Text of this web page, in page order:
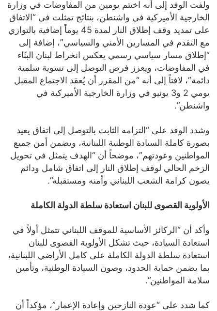
ولفت الوفد إلى أنه اختتم يومين من المفاوضات في وزارة
الخارجية الأميركية في واشنطن، بنتائج تمثلت في “الاتفاق
على تمديد وقف إطلاق النار لمدة 45 يوماً إضافية بالتوازي
مع التقدم في المسارين الأمني والسياسي”، إضافة إلى
“إطلاق مسار سياسي رسمي يعكس انخراط لبنان البنّاء
في المفاوضات، ويعزز فرص التوصل إلى تسوية سلمية
دائمة”، لافتاً إلى أنه “من المقرر أن يُعقد الاجتماع المقبل
يومي 2 و3 يونيو في وزارة الخارجية الأميركية في
واشنطن”.
وشدد الوفد على “التزامه الثابت بالتوصل إلى اتفاق يعيد
بصورة كاملة السيادة الوطنية اللبنانية، ويضمن أمن جميع
المواطنين وعودتهم”، موضحاً أن “الهدف يتمثل في تحويل
الزخم الحالي لوقف إطلاق النار إلى اتفاق شامل ودائم
يصون كرامة الشعب اللبناني وأمنه ومستقبله”.
الأولوية القصوى للبنان استعادة سلطة الدولة الكاملة
وأكد أن “الركائز الأساسية للموقف اللبناني تتمثل أولاً في
استعادة السيادة، حيث تشكل الأولوية القصوى للبنان
استعادة سلطة الدولة الكاملة على كامل الأراضي اللبنانية،
بما يضمن حماية الحدود، وصون السيادة الوطنية، وتأمين
سلامة المواطنين”.
كما شدد على “عودة النازحين وإعادة الإعمار”، مؤكداً أن